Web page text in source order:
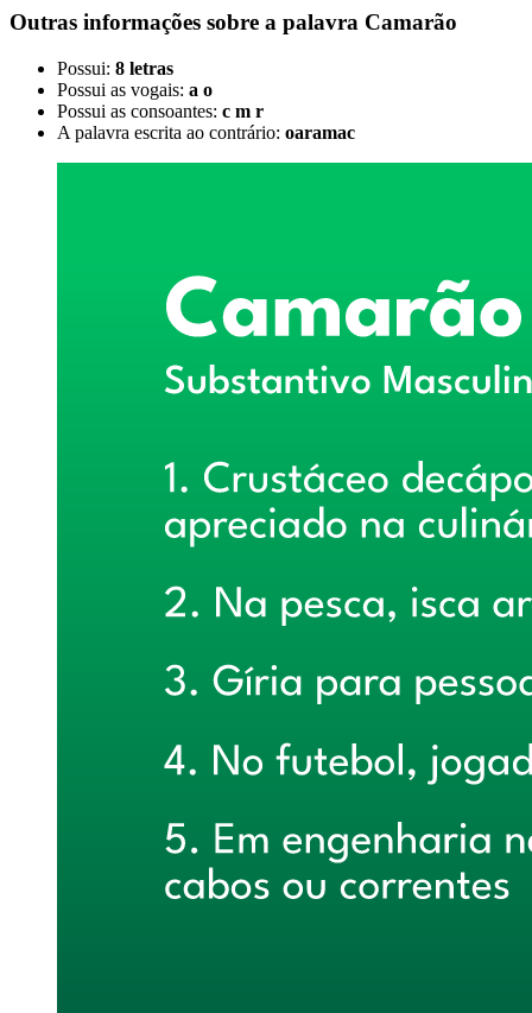
Outras informações sobre a palavra Camarão
Possui: 8 letras
Possui as vogais: a o
Possui as consoantes: c m r
A palavra escrita ao contrário: oaramac